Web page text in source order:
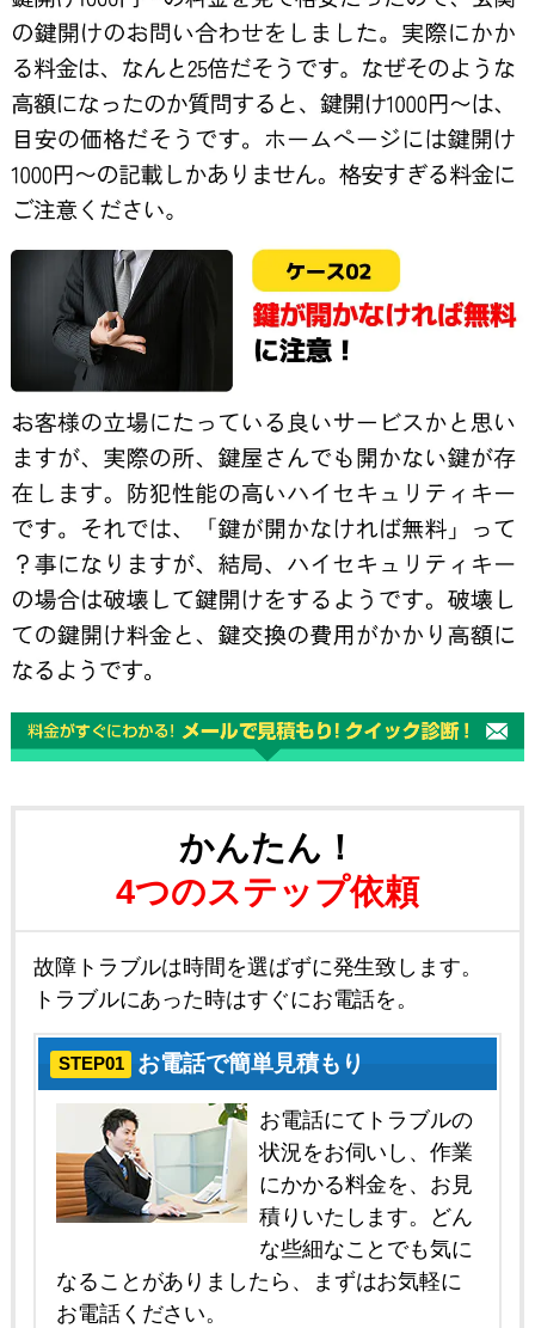
かんたん！
4つのステップ依頼
故障トラブルは時間を選ばずに発生致します。
トラブルにあった時はすぐにお電話を。
STEP01 お電話で簡単見積もり
お電話にてトラブルの
状況をお伺いし、作業
にかかる料金を、お見
積りいたします。どん
な些細なことでも気に
なることがありましたら、まずはお気軽に
お電話ください。